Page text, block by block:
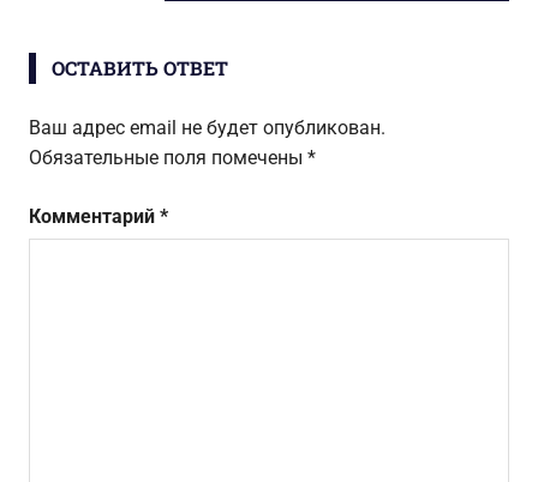
ЗАПИСЬ:
ОСТАВИТЬ ОТВЕТ
Ваш адрес email не будет опубликован.
Обязательные поля помечены *
Комментарий *